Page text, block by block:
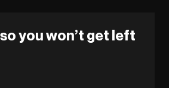
you won’t get left